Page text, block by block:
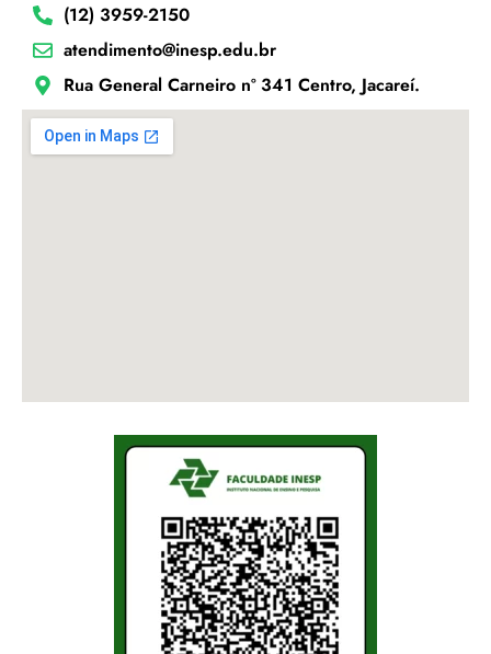
(12) 3959-2150
atendimento@inesp.edu.br
Rua General Carneiro nº 341 Centro, Jacareí.